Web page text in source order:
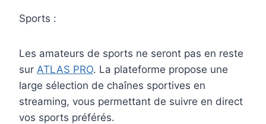
Sports :
Les amateurs de sports ne seront pas en reste
sur ATLAS PRO. La plateforme propose une
large sélection de chaînes sportives en
streaming, vous permettant de suivre en direct
vos sports préférés.